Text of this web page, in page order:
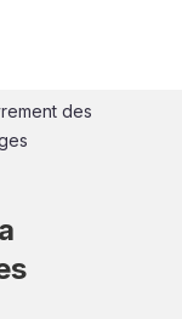
des